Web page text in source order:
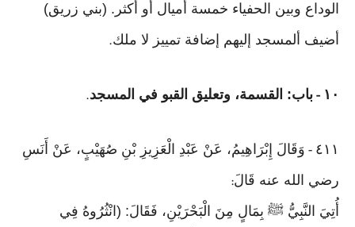
الوداع وبين الحفياء خمسة أميال أو أكثر. (بني زريق)
أضيف ألمسجد إليهم إضافة تمييز لا ملك.
١٠ - باب: القسمة، وتعليق القبو في المسجد.
٤١١ - وَقَالَ إِبْرَاهِيمُ، عَنْ عَبْدِ الْعَزِيزِ بْنِ صُهَيْبٍ، عَنْ أَنَسِ
رضي الله عنه قَالَ:
أُتِيَ النَّبِيُّ ﷺ بِمَالٍ مِنَ الْبَحْرَيْنِ، فَقَالَ: (انْثُرُوهُ فِي